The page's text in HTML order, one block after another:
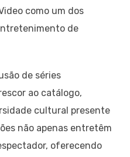
como um dos
de
de séries
ao catálogo,
cultural presente
não apenas entretêm
oferecendo